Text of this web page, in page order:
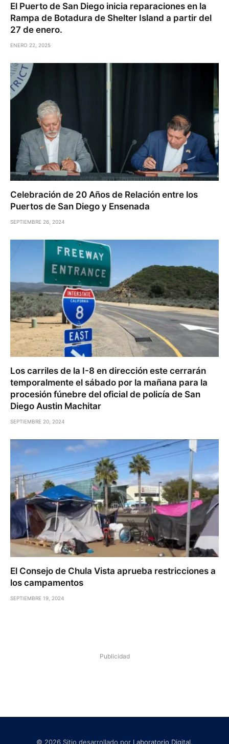
El Puerto de San Diego inicia reparaciones en la
Rampa de Botadura de Shelter Island a partir del
27 de enero.
ENERO 22, 2025
Celebración de 20 Años de Relación entre los
Puertos de San Diego y Ensenada
SEPTIEMBRE 26, 2024
Los carriles de la I-8 en dirección este cerrarán
temporalmente el sábado por la mañana para la
procesión fúnebre del oficial de policía de San
Diego Austin Machitar
SEPTIEMBRE 20, 2024
El Consejo de Chula Vista aprueba restricciones a
los campamentos
SEPTIEMBRE 19, 2024
Publicidad
© 2026 Sitio desarrollado por Laboratorio Digital.